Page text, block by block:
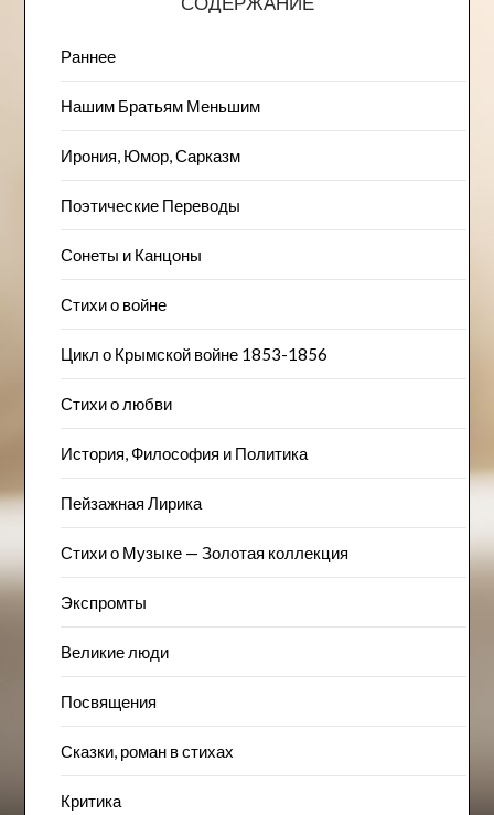
Раннее
Нашим Братьям Меньшим
Ирония, Юмор, Сарказм
Поэтические Переводы
Сонеты и Канцоны
Стихи о войне
Цикл о Крымской войне 1853-1856
Стихи о любви
История, Философия и Политика
Пейзажна​я Лирика
Стихи о Музыке — Золотая коллекция
Экспромты
Великие люди
Посвящения
Сказки, роман в стихах
Критика